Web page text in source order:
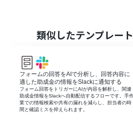
■フローボットの流れ
はじめに、OneDriveをYoomと
次に、トリガーでフォームトリガ
アップロードフォーム」を設定し
次に、オペレーションでRPA機
る」アクションを設定し、アッ
ルをPDFに変換するブラウザ操
最後に、オペレーションで
類似したテンプレー
フォームの回答をAIで分析し、回答内容に
適した助成金の情報をSlackに通知する
フォーム回答をトリガーにAIが内容を解析し、関連
助成金情報をSlackへ自動配信するフローです。手
業での情報検索や共有の漏れを減らし、担当者の時
間と確認ミスを抑えられます。